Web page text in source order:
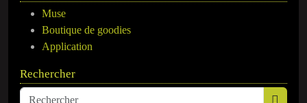
Muse
Boutique de goodies
Application
Rechercher